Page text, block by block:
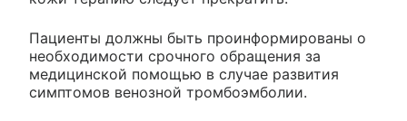
Пациенты должны быть проинформированы о
необходимости срочного обращения за
медицинской помощью в случае развития
симптомов венозной тромбоэмболии.